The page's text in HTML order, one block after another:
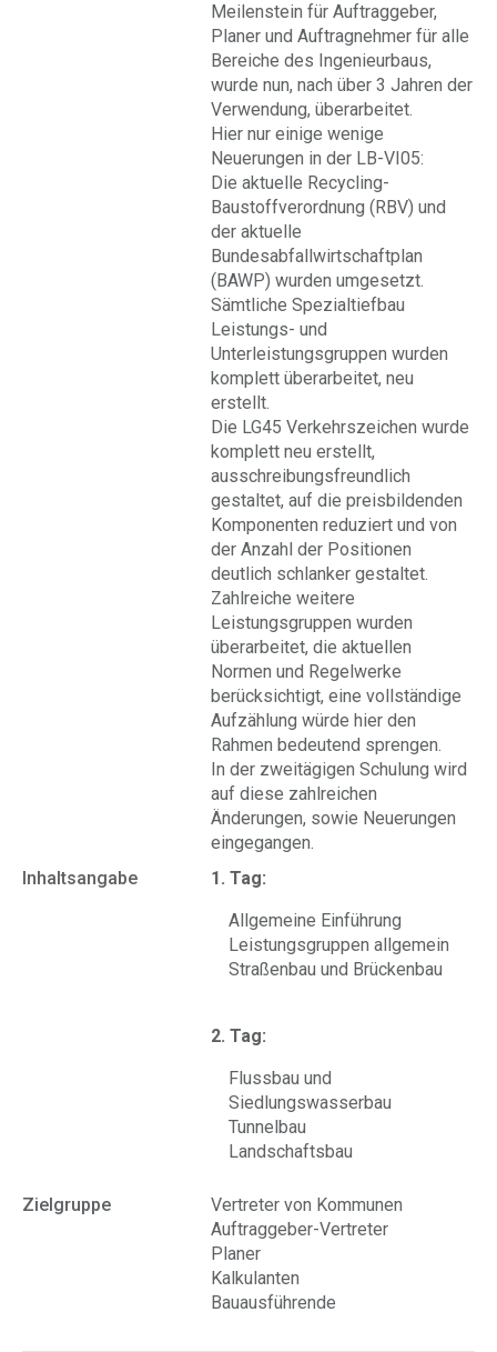
Meilenstein für Auftraggeber,
Planer und Auftragnehmer für alle
Bereiche des Ingenieurbaus,
wurde nun, nach über 3 Jahren der
Verwendung, überarbeitet.
Hier nur einige wenige
Neuerungen in der LB-VI05:
Die aktuelle Recycling-
Baustoffverordnung (RBV) und
der aktuelle
Bundesabfallwirtschaftplan
(BAWP) wurden umgesetzt.
Sämtliche Spezialtiefbau
Leistungs- und
Unterleistungsgruppen wurden
komplett überarbeitet, neu
erstellt.
Die LG45 Verkehrszeichen wurde
komplett neu erstellt,
ausschreibungsfreundlich
gestaltet, auf die preisbildenden
Komponenten reduziert und von
der Anzahl der Positionen
deutlich schlanker gestaltet.
Zahlreiche weitere
Leistungsgruppen wurden
überarbeitet, die aktuellen
Normen und Regelwerke
berücksichtigt, eine vollständige
Aufzählung würde hier den
Rahmen bedeutend sprengen.
In der zweitägigen Schulung wird
auf diese zahlreichen
Änderungen, sowie Neuerungen
eingegangen.
Inhaltsangabe
1. Tag:
Allgemeine Einführung
Leistungsgruppen allgemein
Straßenbau und Brückenbau
2. Tag:
Flussbau und
Siedlungswasserbau
Tunnelbau
Landschaftsbau
Zielgruppe
Vertreter von Kommunen
Auftraggeber-Vertreter
Planer
Kalkulanten
Bauausführende